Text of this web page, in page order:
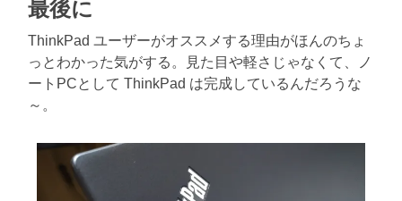
最後に
ThinkPad ユーザーがオススメする理由がほんのちょ
っとわかった気がする。見た目や軽さじゃなくて、ノ
ートPCとして ThinkPad は完成しているんだろうな
～。